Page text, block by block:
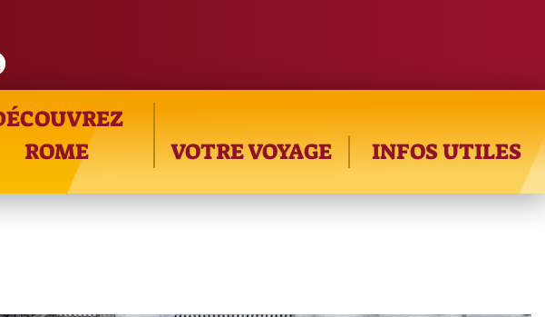
ROME
VOTRE VOYAGE INFOS UTILES